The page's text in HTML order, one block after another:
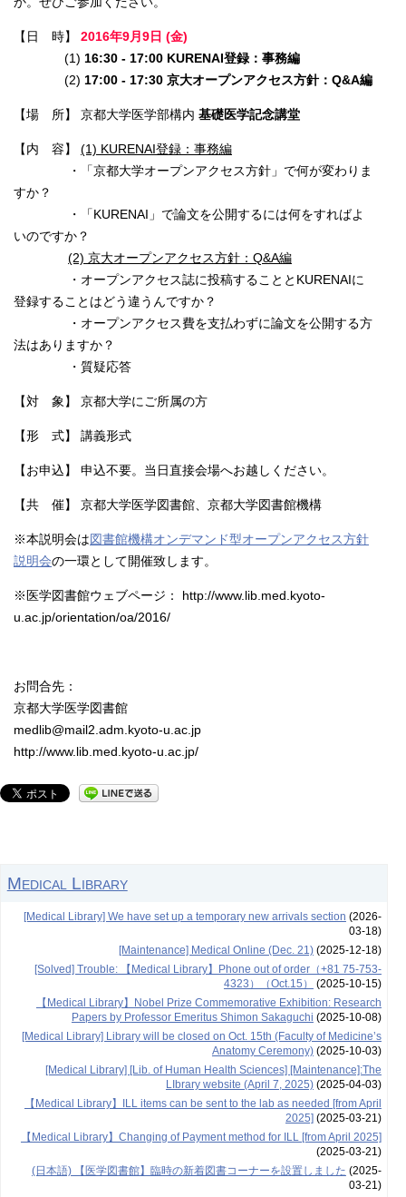
【日 時】 2016年9月9日 (金)
(1) 16:30 - 17:00 KURENAI登録：事務編
(2) 17:00 - 17:30 京大オープンアクセス方針：Q&A編
【場 所】 京都大学医学部構内 基礎医学記念講堂
【内 容】 (1) KURENAI登録：事務編
・「京都大学オープンアクセス方針」で何が変わりま
すか？
・「KURENAI」で論文を公開するには何をすればよ
いのですか？
(2) 京大オープンアクセス方針：Q&A編
・オープンアクセス誌に投稿することとKURENAIに
登録することはどう違うんですか？
・オープンアクセス費を支払わずに論文を公開する方
法はありますか？
・質疑応答
【対 象】 京都大学にご所属の方
【形 式】 講義形式
【お申込】 申込不要。当日直接会場へお越しください。
【共 催】 京都大学医学図書館、京都大学図書館機構
※本説明会は図書館機構オンデマンド型オープンアクセス方針
説明会の一環として開催致します。
※医学図書館ウェブページ： http://www.lib.med.kyoto-
u.ac.jp/orientation/oa/2016/
お問合先：
京都大学医学図書館
medlib@mail2.adm.kyoto-u.ac.jp
http://www.lib.med.kyoto-u.ac.jp/
Medical Library
[Medical Library] We have set up a temporary new arrivals section (2026-
03-18)
[Maintenance] Medical Online (Dec. 21)(2025-12-18)
[Solved] Trouble: 【Medical Library】Phone out of order（+81 75-753-
4323）（Oct.15）
(2025-10-15)
【Medical Library】Nobel Prize Commemorative Exhibition: Research
Papers by Professor Emeritus Shimon Sakaguchi (2025-10-08)
[Medical Library] Library will be closed on Oct. 15th (Faculty of Medicine’s
Anatomy Ceremony)(2025-10-03)
[Medical Library] [Lib. of Human Health Sciences] [Maintenance]:The
LIbrary website (April 7, 2025)(2025-04-03)
【Medical Library】ILL items can be sent to the lab as needed [from April
2025] (2025-03-21)
【Medical Library】Changing of Payment method for ILL [from April 2025]
(2025-03-21)
(日本語) 【医学図書館】臨時の新着図書コーナーを設置しました (2025-
03-21)